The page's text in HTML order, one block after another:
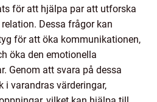
för att hjälpa par att utforska
Dessa frågor kan
för att öka kommunikationen,
öka den emotionella
Genom att svara på dessa
varandras värderingar,